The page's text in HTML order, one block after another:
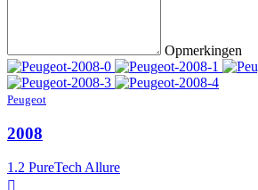
Opmerkingen
Peugeot
2008
1.2 PureTech Allure